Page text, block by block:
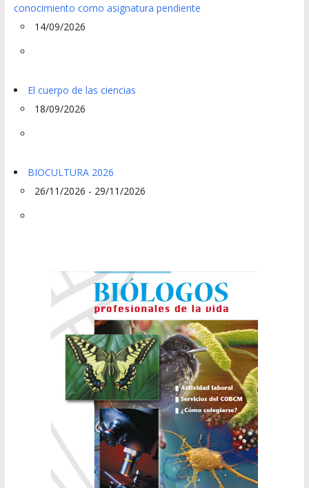
conocimiento como asignatura pendiente
14/09/2026
El cuerpo de las ciencias
18/09/2026
BIOCULTURA 2026
26/11/2026 - 29/11/2026